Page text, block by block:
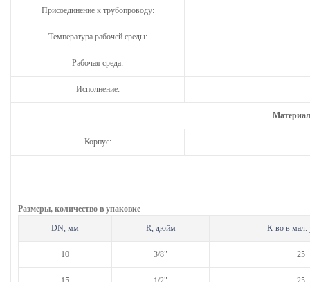
Присоединение к трубопроводу:
Температура рабочей среды:
Рабочая среда:
Исполнение:
Корпус:
Размеры, количество в упаковке
DN, мм
R, дюйм К-во в мал.
10 3/8" 25